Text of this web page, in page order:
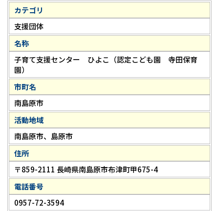
カテゴリ
支援団体
名称
子育て支援センター ひよこ（認定こども園 寺田保育
園）
市町名
南島原市
活動地域
南島原市、島原市
住所
〒859-2111 長崎県南島原市布津町甲675-4
電話番号
0957-72-3594